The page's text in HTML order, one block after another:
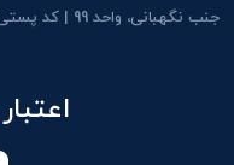
جنب نگهبانی، واحد 99 | کد پستی: 8135944176